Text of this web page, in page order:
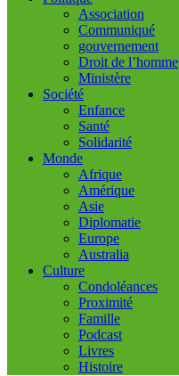
Association
Communiqué
gouvernement
Droit de l’homme
Ministère
Société
Enfance
Santé
Solidarité
Monde
Afrique
Amérique
Asie
Diplomatie
Europe
Australia
Culture
Condoléances
Proximité
Famille
Podcast
Livres
Histoire